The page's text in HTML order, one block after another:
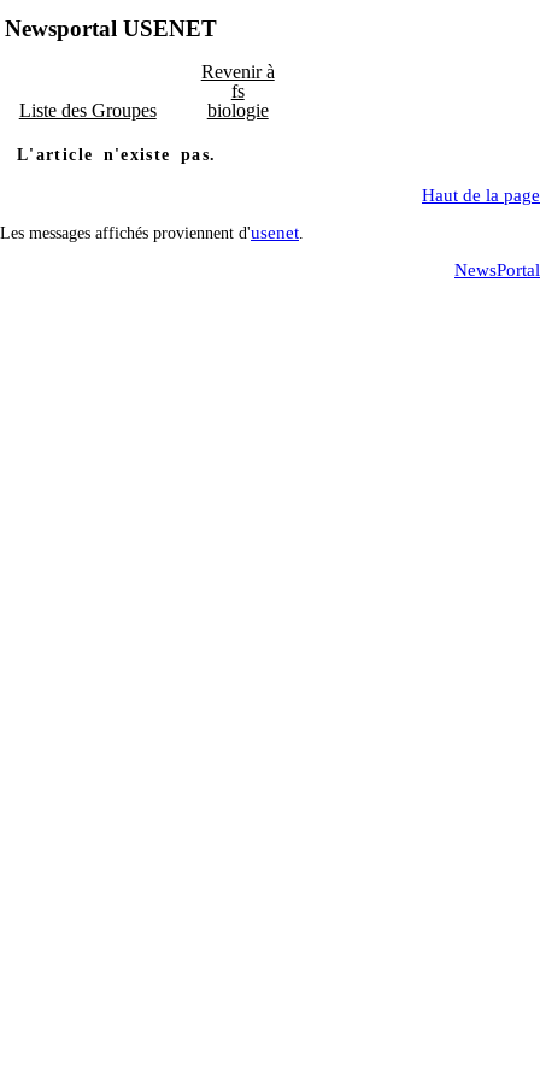
Newsportal USENET
Liste des Groupes
Revenir à
fs
biologie
L'article n'existe pas.
Haut de la page
Les messages affichés proviennent d'usenet
NewsPortal